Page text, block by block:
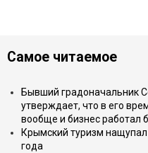
Самое читаемое
Бывший градоначальник
утверждает, что в его
вообще и бизнес работал
Крымский туризм
года